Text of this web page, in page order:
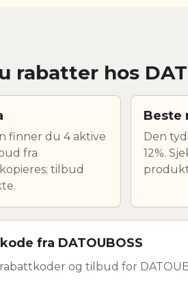
rabatter hos
finner du 4 aktive
fra
tilbud
Beste
Den
12%.
fra DATOUBOSS
og tilbud for